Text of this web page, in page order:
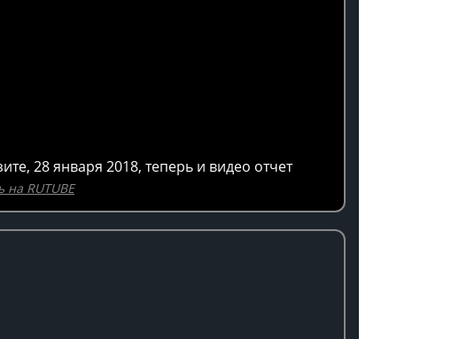
28 января 2018, теперь и видео отчет
на RUTUBE